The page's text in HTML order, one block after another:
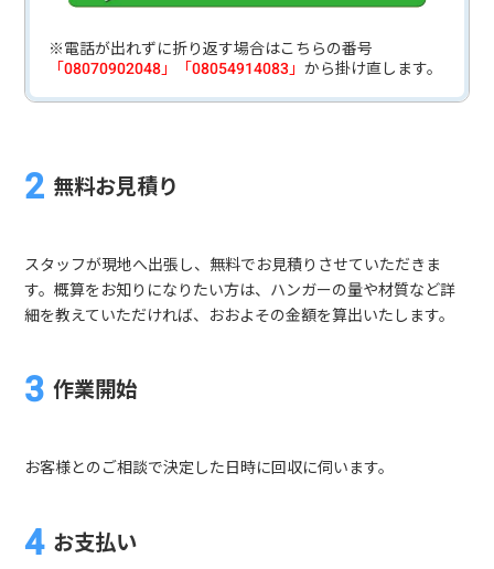
※電話が出れずに折り返す場合はこちらの番号
「08070902048」「08054914083」から掛け直します。
無料お見積り
スタッフが現地へ出張し、無料でお見積りさせていただきま
す。概算をお知りになりたい方は、ハンガーの量や材質など詳
細を教えていただければ、おおよその金額を算出いたします。
作業開始
お客様とのご相談で決定した日時に回収に伺います。
お支払い